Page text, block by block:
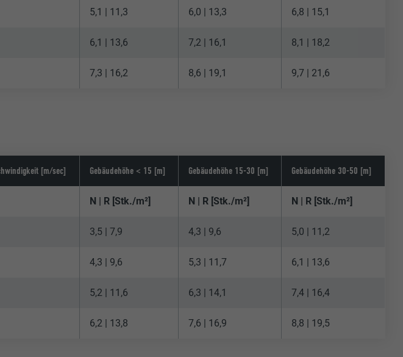
5,1 | 11,3 6,0 | 13,3 6,8 | 15,1
6,1 | 13,6 7,2 | 16,1 8,1 | 18,2
7,3 | 16,2 8,6 | 19,1 9,7 | 21,6
[m/sec] Gebäudehöhe < 15 [m] Gebäudehöhe 15-30 [m] Gebäudehöhe 30-50 [m]
N | R [Stk./m²] N | R [Stk./m²] N | R [Stk./m²]
3,5 | 7,9 4,3 | 9,6 5,0 | 11,2
4,3 | 9,6 5,3 | 11,7 6,1 | 13,6
5,2 | 11,6 6,3 | 14,1 7,4 | 16,4
6,2 | 13,8 7,6 | 16,9 8,8 | 19,5